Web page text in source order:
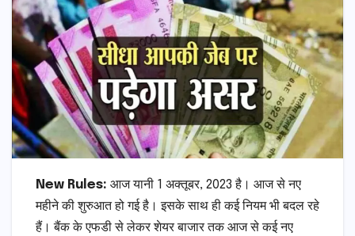
New Rules: आज यानी 1 अक्तूबर, 2023 है। आज से नए
महीने की शुरुआत हो गई है। इसके साथ ही कई नियम भी बदल रहे
हैं। बैंक के एफडी से लेकर शेयर बाजार तक आज से कई नए